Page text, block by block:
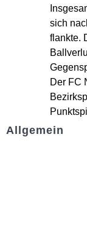
sich
flankte.
Der FC
Allgemein